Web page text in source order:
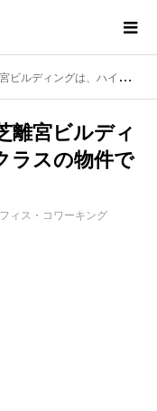
ハイグレードAクラスの物件でした！
離宮ビルディ
ラスの物件で
ィス・コワーキング